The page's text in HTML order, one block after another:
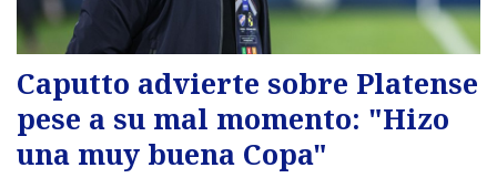
Caputto advierte sobre Platense
pese a su mal momento: "Hizo
una muy buena Copa"